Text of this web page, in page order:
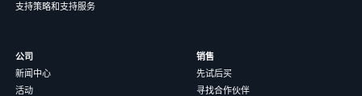
支持策略和支持服务
公司
新闻中心
活动
销售
先试后买
寻找合作伙伴